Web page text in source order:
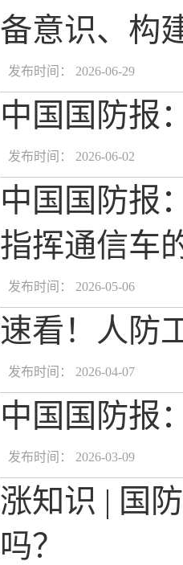
备意识、构
发布时间： 2026-06-29
中国国防报
发布时间： 2026-06-02
中国国防报
指挥通信车
发布时间： 2026-05-06
速看！人防
发布时间： 2026-04-07
中国国防报
发布时间： 2026-03-09
涨知识 | 国
吗？